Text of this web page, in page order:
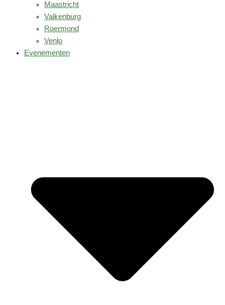
Maastricht
Valkenburg
Roermond
Venlo
Evenementen